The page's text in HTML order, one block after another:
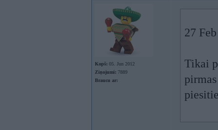
Kopš: 05. Jun 2012
Ziņojumi: 7889
Braucu ar:
27
Tikai